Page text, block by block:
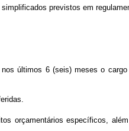
previstos em
últimos 6 (seis) meses o
orçamentários específicos,